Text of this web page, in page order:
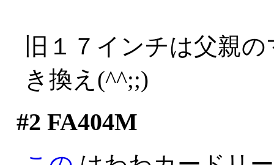
旧１７インチは父親
き換え(^^;;)
#2 FA404M